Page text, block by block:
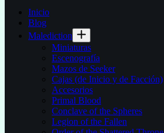
Inicio
Blog
Malediction
Miniaturas
Escenografía
Mazos de Seeker
Cajas (de Inicio y de Facción)
Accesorios
Primal Blood
Conclave of the Spheres
Legion of the Fallen